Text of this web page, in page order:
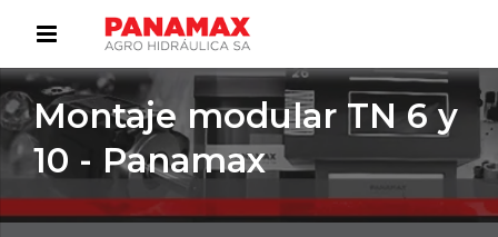
Montaje modular TN 6 y
10 - Panamax